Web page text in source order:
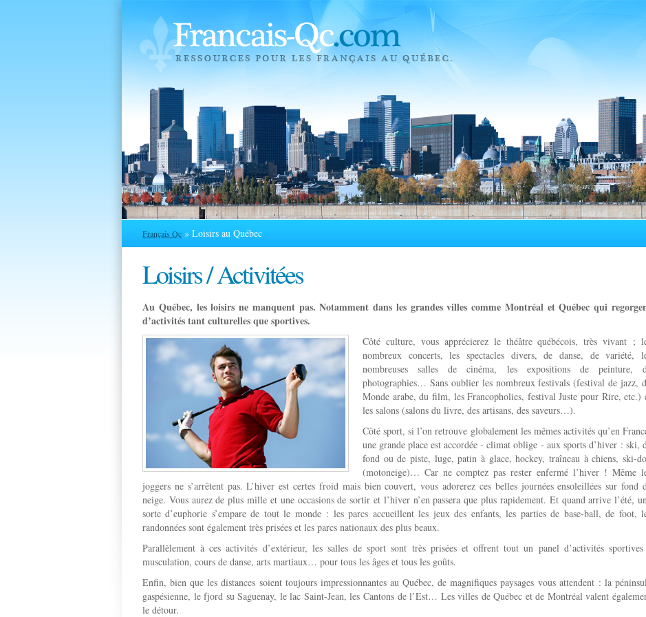
Français Qc » Loisirs au Québec
Loisirs / Activitées
Au Québec, les loisirs ne manquent pas. Notamment dans les grandes villes comme Montréal et Québec qui
d’activités tant culturelles que sportives.
Côté culture, vous apprécierez le théâtre québécois, très vivant ;
nombreux concerts, les spectacles divers, de danse, de variété,
nombreuses salles de cinéma, les expositions de peinture,
photographies… Sans oublier les nombreux festivals (festival de jazz,
Monde arabe, du film, les Francopholies, festival Juste pour Rire, etc.)
les salons (salons du livre, des artisans, des saveurs…).
Côté sport, si l’on retrouve globalement les mêmes activités qu’en
une grande place est accordée - climat oblige - aux sports d’hiver : ski,
fond ou de piste, luge, patin à glace, hockey, traîneau à chiens, ski-
(motoneige)… Car ne comptez pas rester enfermé l’hiver ! Même
joggers ne s’arrêtent pas. L’hiver est certes froid mais bien couvert, vous adorerez ces belles journées ensoleillées sur fond
neige. Vous aurez de plus mille et une occasions de sortir et l’hiver n’en passera que plus rapidement. Et quand arrive l’été,
sorte d’euphorie s’empare de tout le monde : les parcs accueillent les jeux des enfants, les parties de base-ball, de foot,
randonnées sont également très prisées et les parcs nationaux des plus beaux.
Parallèlement à ces activités d’extérieur, les salles de sport sont très prisées et offrent tout un panel d’activités
musculation, cours de danse, arts martiaux… pour tous les âges et tous les goûts.
Enfin, bien que les distances soient toujours impressionnantes au Québec, de magnifiques paysages vous attendent : la
gaspésienne, le fjord su Saguenay, le lac Saint-Jean, les Cantons de l’Est… Les villes de Québec et de Montréal valent
le détour.